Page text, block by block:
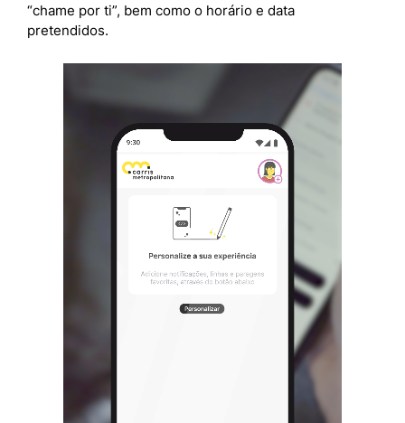
“chame por ti”, bem como o horário e data
pretendidos.